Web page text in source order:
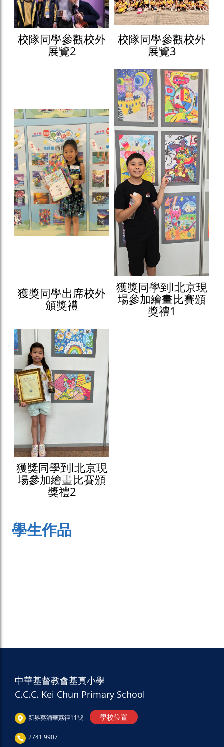
校隊同學參觀校外
展覽2
校隊同學參觀校外
展覽3
獲獎同學出席校外
頒獎禮
獲獎同學到l北京現
場參加繪畫比賽頒
獎禮1
獲獎同學到l北京現
場參加繪畫比賽頒
獎禮2
學生作品
中華基督教會基真小學
C.C.C. Kei Chun Primary School
新界葵涌華荔徑11號 學校位置
2741 9907